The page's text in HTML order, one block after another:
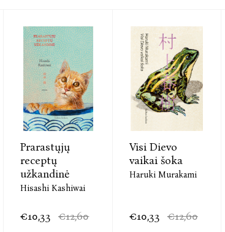
Prarastųjų
receptų
užkandinė
Hisashi Kashiwai
€10,33 €12,60
Visi Dievo
vaikai šoka
Haruki Murakami
€10,33 €12,60